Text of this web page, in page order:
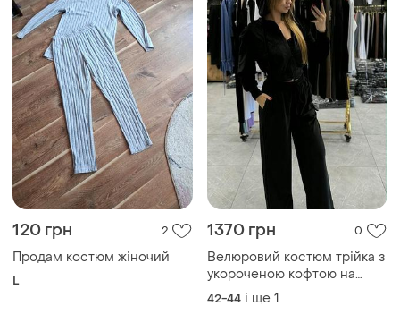
120 грн 2
Продам костюм жіночий
L
1370 грн 0
Велюровий костюм трійка з
укороченою кофтою на
блискавці з капюшоном з
топом з штанами на
42-44 і ще 1